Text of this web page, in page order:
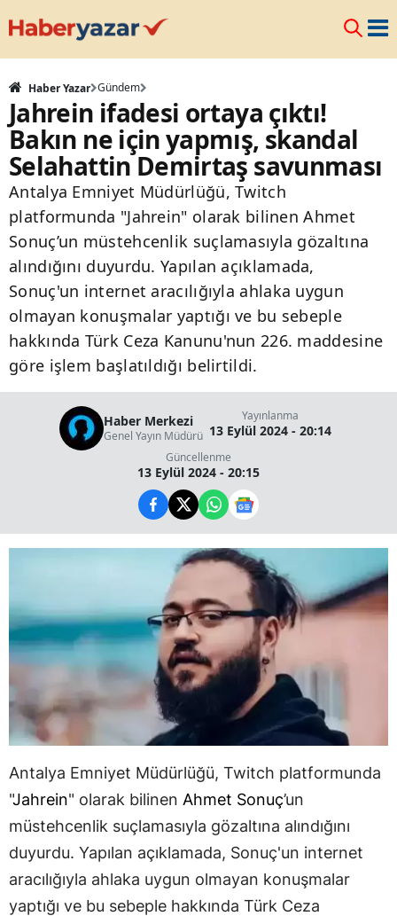
Haber Yazar Gündem
Jahrein ifadesi ortaya çıktı!
Bakın ne için yapmış, skandal
Selahattin Demirtaş savunması
Antalya Emniyet Müdürlüğü, Twitch
platformunda "Jahrein" olarak bilinen Ahmet
Sonuç’un müstehcenlik suçlamasıyla gözaltına
alındığını duyurdu. Yapılan açıklamada,
Sonuç'un internet aracılığıyla ahlaka uygun
olmayan konuşmalar yaptığı ve bu sebeple
hakkında Türk Ceza Kanunu'nun 226. maddesine
göre işlem başlatıldığı belirtildi.
Haber Merkezi
Genel Yayın Müdürü
Yayınlanma
13 Eylül 2024 - 20:14
Güncellenme
13 Eylül 2024 - 20:15
Antalya Emniyet Müdürlüğü, Twitch platformunda
"Jahrein" olarak bilinen Ahmet Sonuç’un
müstehcenlik suçlamasıyla gözaltına alındığını
duyurdu. Yapılan açıklamada, Sonuç'un internet
aracılığıyla ahlaka uygun olmayan konuşmalar
yaptığı ve bu sebeple hakkında Türk Ceza